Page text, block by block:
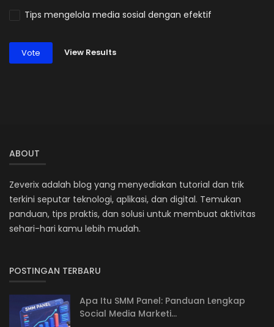
Tips mengelola media sosial dengan efektif
Vote View Results
ABOUT
Zeverix adalah blog yang menyediakan tutorial dan trik
terkini seputar teknologi, aplikasi, dan digital. Temukan
panduan, tips praktis, dan solusi untuk membuat aktivitas
sehari-hari kamu lebih mudah.
POSTINGAN TERBARU
Apa Itu SMM Panel: Panduan Lengkap
Social Media Marketi...